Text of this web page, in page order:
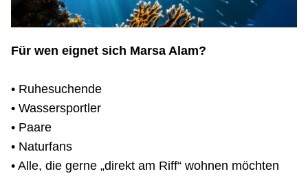
Für wen eignet sich Marsa Alam?
• Ruhesuchende
• Wassersportler
• Paare
• Naturfans
• Alle, die gerne „direkt am Riff“ wohnen möchten